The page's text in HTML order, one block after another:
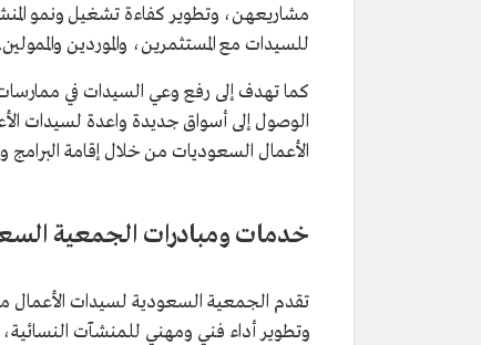
مشاريعهن، وتطوير كفاءة تشغيل ونمو
للسيدات مع المستثمرين، والموردين والممولين.
كما تهدف إلى رفع وعي السيدات في
الوصول إلى أسواق جديدة واعدة لسيدات
الأعمال السعوديات من خلال إقامة البرامج
خدمات ومبادرات الجمعية
تقدم الجمعية السعودية لسيدات الأعمال
وتطوير أداء فني ومهني للمنشآت